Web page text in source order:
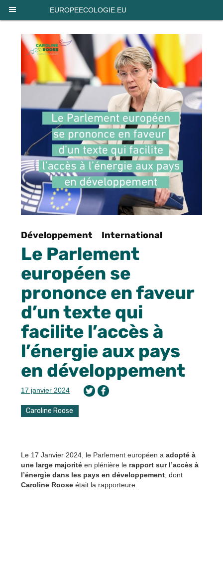
EUROPEECOLOGIE.EU
Développement International
Le Parlement
européen se
prononce en faveur
d’un texte qui
facilite l’accès à
l’énergie aux pays
en développement
17 janvier 2024
Caroline Roose
Le 17 Janvier 2024, le Parlement européen a adopté à
une large majorité en plénière le rapport sur l’accès à
l’énergie dans les pays en développement , dont
Caroline Roose était la rapporteure.